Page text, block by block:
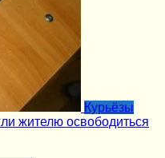
Курьёзы
жителю освободиться